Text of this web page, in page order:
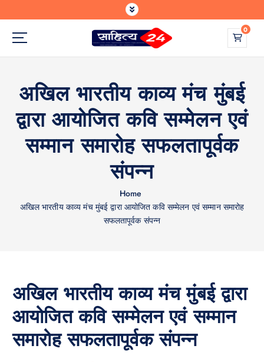
k
t
Where Every Writer Finds a Voice
0
अखिल भारतीय काव्य मंच मुंबई
द्वारा आयोजित कवि सम्मेलन एवं
सम्मान समारोह सफलतापूर्वक
संपन्न
Home
अखिल भारतीय काव्य मंच मुंबई द्वारा आयोजित कवि सम्मेलन एवं सम्मान समारोह
सफलतापूर्वक संपन्न
अखिल भारतीय काव्य मंच मुंबई द्वारा
आयोजित कवि सम्मेलन एवं सम्मान
समारोह सफलतापूर्वक संपन्न